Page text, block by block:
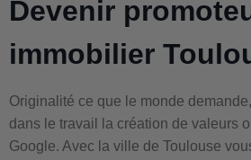
Devenir
immobilier
Originalité ce que le monde
dans le travail la création de valeurs
Google. Avec la ville de Toulouse